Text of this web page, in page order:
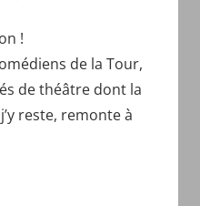
!
de la Tour,
de théâtre dont la
reste, remonte à